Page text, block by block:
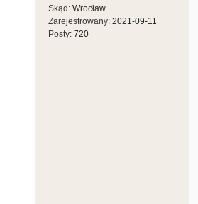
Skąd: Wrocław
Zarejestrowany: 2021-09-11
Posty: 720